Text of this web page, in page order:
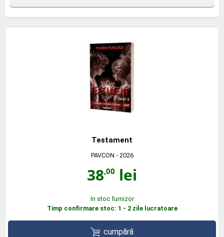
Testament
PAVCON - 2026
38,00 lei
In stoc furnizor
Timp confirmare stoc: 1 - 2 zile lucratoare
cumpără